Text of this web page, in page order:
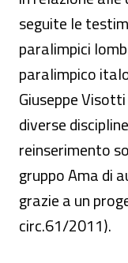
seguite le
paralimpici
paralimpico
Giuseppe
diverse
reinserimento
gruppo Ama di
grazie a un
circ.61/2011).